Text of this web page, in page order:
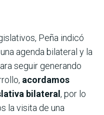
Peña indicó
agenda bilateral y la
seguir generando
acordamos
bilateral , por lo
la visita de una